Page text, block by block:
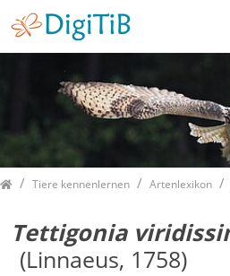
HomeTiere kennenlernen Artenlexikon
Tettigonia
(Linnaeus, 1758)